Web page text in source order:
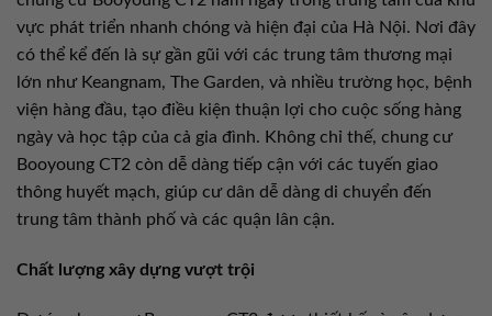
vực phát triển nhanh chóng và hiện đại của Hà Nội. Nơi đây
có thể kể đến là sự gần gũi với các trung tâm thương mại
lớn như Keangnam, The Garden, và nhiều trường học, bệnh
viện hàng đầu, tạo điều kiện thuận lợi cho cuộc sống hàng
ngày và học tập của cả gia đình. Không chỉ thế, chung cư
Booyoung CT2 còn dễ dàng tiếp cận với các tuyến giao
thông huyết mạch, giúp cư dân dễ dàng di chuyển đến
trung tâm thành phố và các quận lân cận.
Chất lượng xây dựng vượt trội